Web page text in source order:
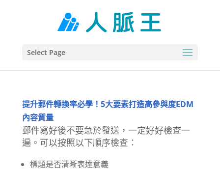
Select Page
提升郵件轉換率必學！5大要素打造高參與度EDM
內容質量
郵件寫好後不要急於發送，一定好好檢查一
遍。可以按照以下順序檢查：
標題是否清晰表達意義